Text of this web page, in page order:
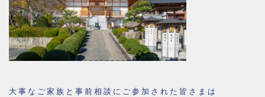
大事なご家族と事前相談にご参加された皆さまは